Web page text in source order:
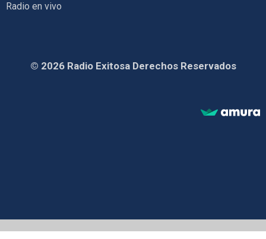
Radio en vivo
© 2026 Radio Exitosa Derechos Reservados